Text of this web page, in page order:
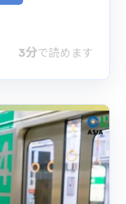
3分で読めます